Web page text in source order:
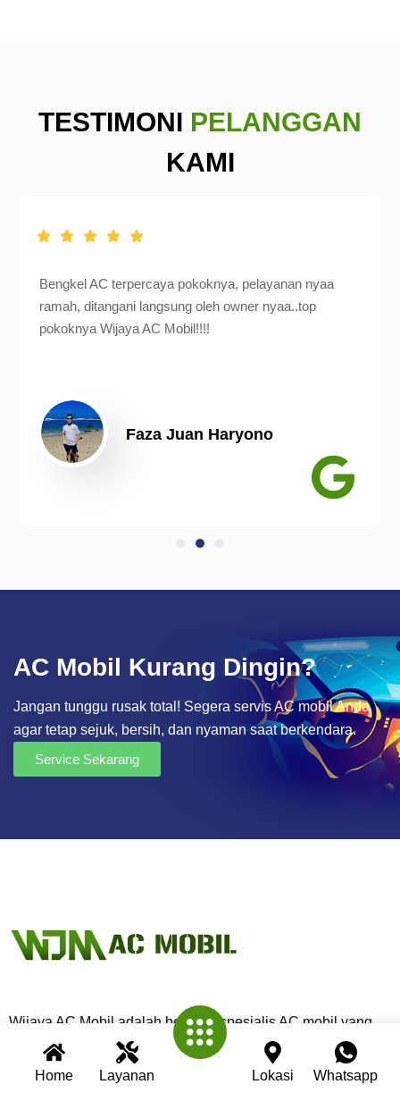
Home Layanan Lokasi Whatsapp
TESTIMONI PELANGGAN
KAMI
Bengkel AC terpercaya pokoknya, pelayanan nyaa
ramah, ditangani langsung oleh owner nyaa..top
pokoknya Wijaya AC Mobil!!!!
Faza Juan Haryono
AC Mobil Kurang Dingin?
Jangan tunggu rusak total! Segera servis AC mobil Anda
agar tetap sejuk, bersih, dan nyaman saat berkendara.
Service Sekarang
Wijaya AC Mobil adalah bengkel spesialis AC mobil yang
telah berpengalaman lebih dari 30 tahun. Kami berkomitmen
memberikan layanan terbaik dengan teknisi profesional,